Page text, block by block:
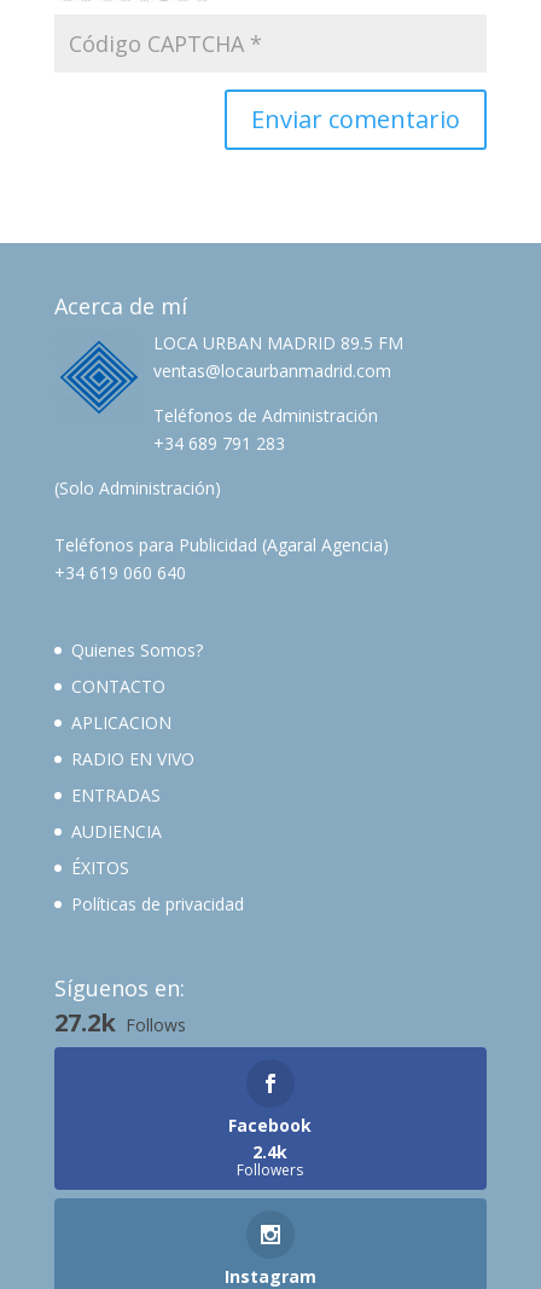
Acerca de mí
LOCA URBAN MADRID 89.5 FM
ventas@locaurbanmadrid.com
Teléfonos de Administración
+34 689 791 283
(Solo Administración)
Teléfonos para Publicidad (Agaral Agencia)
+34 619 060 640
Quienes Somos?
CONTACTO
APLICACION
RADIO EN VIVO
ENTRADAS
AUDIENCIA
ÉXITOS
Políticas de privacidad
Síguenos en:
27.2k Follows
Facebook
2.4k
Followers
Instagram